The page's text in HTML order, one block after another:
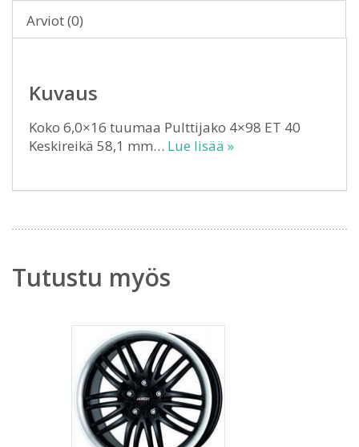
Arviot (0)
Kuvaus
Koko 6,0×16 tuumaa Pulttijako 4×98 ET 40
Keskireikä 58,1 mm… Lue lisää »
Tutustu myös